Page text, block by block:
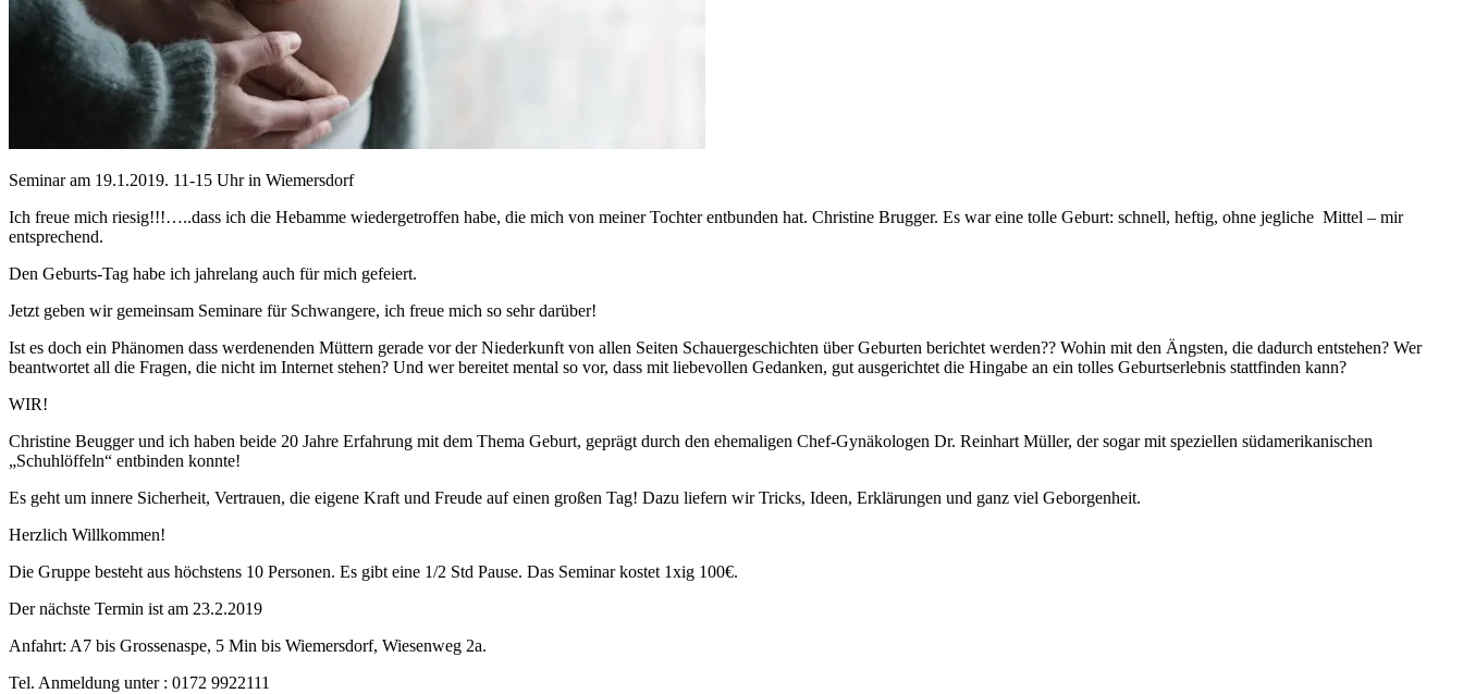
Seminar am 19.1.2019. 11-15 Uhr in Wiemersdorf
Ich freue mich riesig!!!…..dass ich die Hebamme wiedergetroffen habe, die mich von meiner Tochter entbunden hat. Christine Brugger. Es war eine tolle Geburt: schnell, heftig, ohne jegliche Mittel – mir
entsprechend.
Den Geburts-Tag habe ich jahrelang auch für mich gefeiert.
Jetzt geben wir gemeinsam Seminare für Schwangere, ich freue mich so sehr darüber!
Ist es doch ein Phänomen dass werdenenden Müttern gerade vor der Niederkunft von allen Seiten Schauergeschichten über Geburten berichtet werden?? Wohin mit den Ängsten, die dadurch entstehen? Wer
beantwortet all die Fragen, die nicht im Internet stehen? Und wer bereitet mental so vor, dass mit liebevollen Gedanken, gut ausgerichtet die Hingabe an ein tolles Geburtserlebnis stattfinden kann?
WIR!
Christine Beugger und ich haben beide 20 Jahre Erfahrung mit dem Thema Geburt, geprägt durch den ehemaligen Chef-Gynäkologen Dr. Reinhart Müller, der sogar mit speziellen südamerikanischen
„Schuhlöffeln“ entbinden konnte!
Es geht um innere Sicherheit, Vertrauen, die eigene Kraft und Freude auf einen großen Tag! Dazu liefern wir Tricks, Ideen, Erklärungen und ganz viel Geborgenheit.
Herzlich Willkommen!
Die Gruppe besteht aus höchstens 10 Personen. Es gibt eine 1/2 Std Pause. Das Seminar kostet 1xig 100€.
Der nächste Termin ist am 23.2.2019
Anfahrt: A7 bis Grossenaspe, 5 Min bis Wiemersdorf, Wiesenweg 2a.
Tel. Anmeldung unter : 0172 9922111